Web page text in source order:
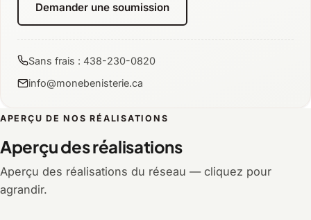
Demander une soumission
Sans frais : 438-230-0820
info@monebenisterie.ca
APERÇU DE NOS RÉALISATIONS
Aperçu des réalisations
Aperçu des réalisations du réseau — cliquez pour
agrandir.